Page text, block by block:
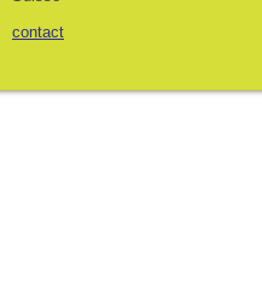
contact